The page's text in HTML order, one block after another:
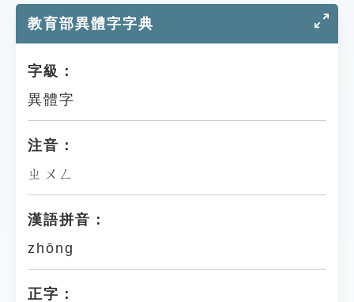
貓頭鷹博士
教育部異體字字典
字級：
異體字
注音：
ㄓㄨㄥ
漢語拼音：
zhōng
正字：